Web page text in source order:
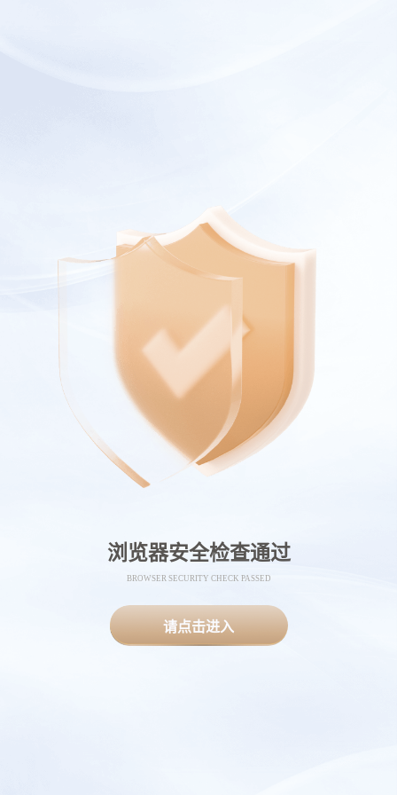
浏览器安全检查通过
BROWSER SECURITY CHECK PASSED
请点击进入